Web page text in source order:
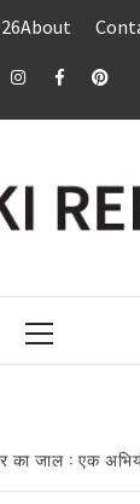
About
InstagramFacebook
Primary
का जाल : एक